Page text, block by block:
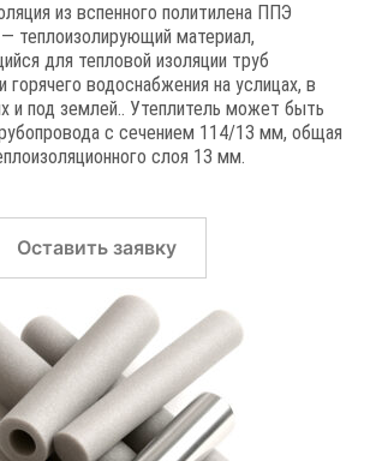
из вспенного политилена ППЭ
теплоизолирующий материал,
для тепловой изоляции труб
горячего водоснабжения на услицах, в
и под землей.. Утеплитель может быть
с сечением 114/13 мм, общая
слоя 13 мм.
Оставить заявку